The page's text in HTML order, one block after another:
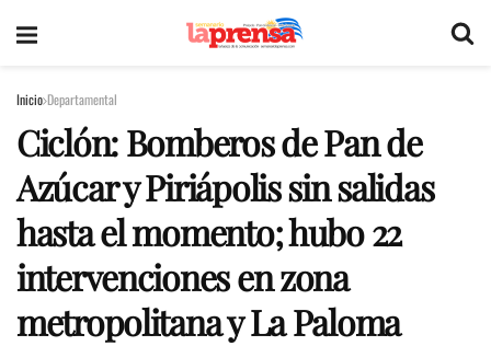
Inicio Departamental
Ciclón: Bomberos de Pan de
Azúcar y Piriápolis sin salidas
hasta el momento; hubo 22
intervenciones en zona
metropolitana y La Paloma